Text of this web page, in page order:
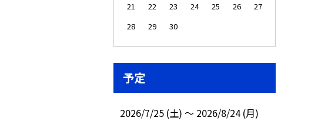
21
22 23 24 25 26
27
28
29 30
予定
2026/7/25 (土) ～ 2026/8/24 (月)